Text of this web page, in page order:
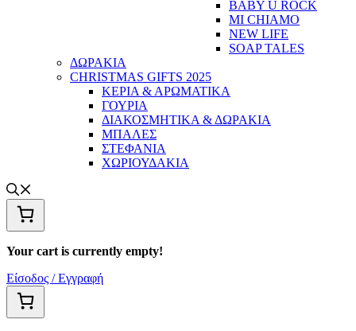
BABY U ROCK
MI CHIAMO
NEW LIFE
SOAP TALES
ΔΩΡΑΚΙΑ
CHRISTMAS GIFTS 2025
ΚΕΡΙΑ & ΑΡΩΜΑΤΙΚΑ
ΓΟΥΡΙΑ
ΔΙΑΚΟΣΜΗΤΙΚΑ & ΔΩΡΑΚΙΑ
ΜΠΑΛΕΣ
ΣΤΕΦΑΝΙΑ
ΧΩΡΙΟΥΔΑΚΙΑ
Your cart is currently empty!
Είσοδος / Εγγραφή